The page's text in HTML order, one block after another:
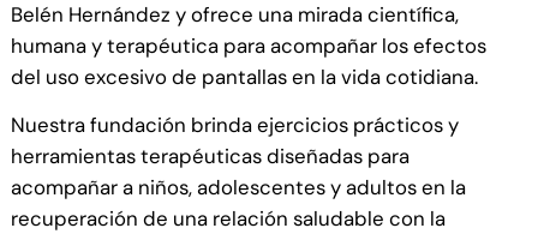
Belén Hernández y ofrece una mirada científica,
humana y terapéutica para acompañar los efectos
del uso excesivo de pantallas en la vida cotidiana.
Nuestra fundación brinda ejercicios prácticos y
herramientas terapéuticas diseñadas para
acompañar a niños, adolescentes y adultos en la
recuperación de una relación saludable con la